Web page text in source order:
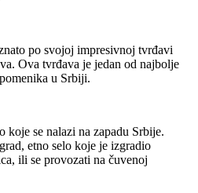
po svojoj impresivnoj tvrđavi
Ova tvrđava je jedan od najbolje
u Srbiji.
koje se nalazi na zapadu Srbije.
etno selo koje je izgradio
ili se provozati na čuvenoj